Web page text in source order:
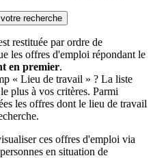
recherche
restituée par ordre de
les offres d'emploi répondant le
en premier.
« Lieu de travail » ? La liste
plus à vos critères. Parmi
les offres dont le lieu de travail
ces offres d'emploi via
en situation de